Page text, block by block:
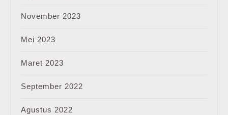
November 2023
Mei 2023
Maret 2023
September 2022
Agustus 2022